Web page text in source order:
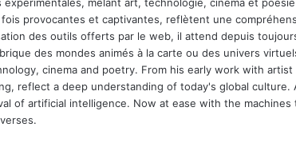
provocantes et captivantes, reflètent une
des outils offerts par le web, il attend depuis
des mondes animés à la carte ou des univers
cinema and poetry. From his early work with
reflect a deep understanding of today's global culture.
of artificial intelligence. Now at ease with the